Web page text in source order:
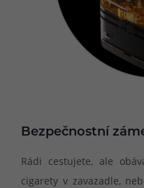
Bezpečnostní
Rádi cestujete, ale
cigarety v zavazadle,